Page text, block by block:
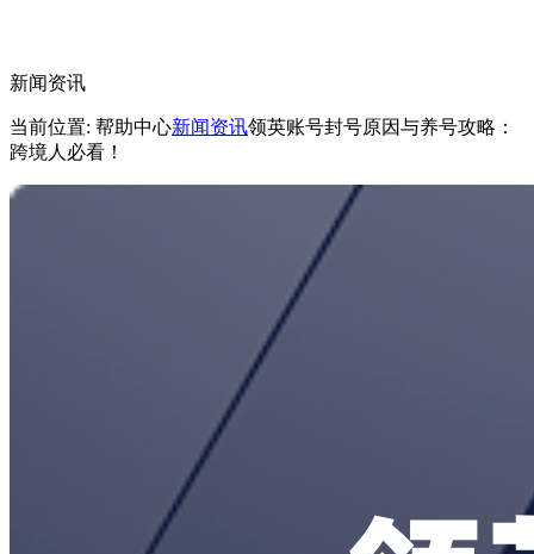
新闻资讯
当前位置: 帮助中心新闻资讯领英账号封号原因与养号攻略：
跨境人必看！